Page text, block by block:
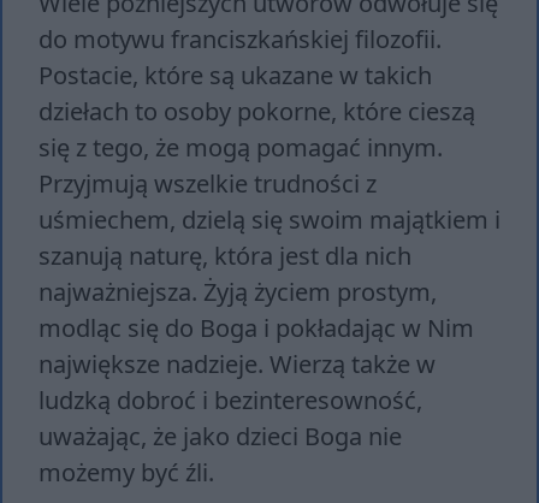
do motywu franciszkańskiej filozofii.
Postacie, które są ukazane w takich
dziełach to osoby pokorne, które cieszą
się z tego, że mogą pomagać innym.
Przyjmują wszelkie trudności z
uśmiechem, dzielą się swoim majątkiem i
szanują naturę, która jest dla nich
najważniejsza. Żyją życiem prostym,
modląc się do Boga i pokładając w Nim
największe nadzieje. Wierzą także w
ludzką dobroć i bezinteresowność,
uważając, że jako dzieci Boga nie
możemy być źli.